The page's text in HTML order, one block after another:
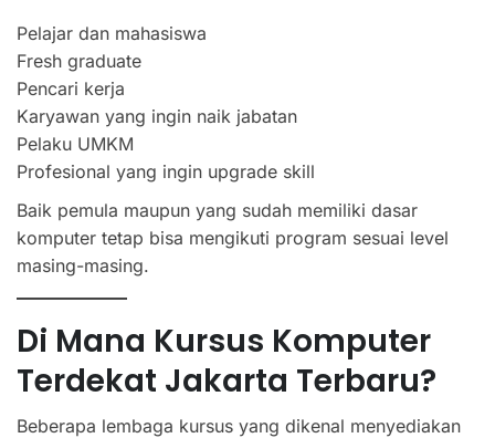
Pelajar dan mahasiswa
Fresh graduate
Pencari kerja
Karyawan yang ingin naik jabatan
Pelaku UMKM
Profesional yang ingin upgrade skill
Baik pemula maupun yang sudah memiliki dasar
komputer tetap bisa mengikuti program sesuai level
masing-masing.
Di Mana Kursus Komputer
Terdekat Jakarta Terbaru?
Beberapa lembaga kursus yang dikenal menyediakan